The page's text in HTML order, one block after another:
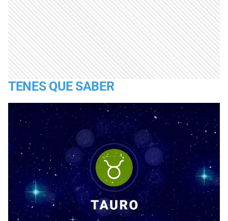
TENES QUE SABER